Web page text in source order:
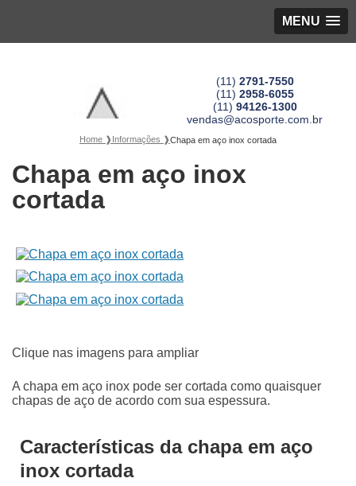
MENU
(11) 2791-7550
(11) 2958-6055
(11) 94126-1300
vendas@acosporte.com.br
Home ❱Informações ❱Chapa em aço inox cortada
Chapa em aço inox
cortada
Clique nas imagens para ampliar
A chapa em aço inox pode ser cortada como quaisquer
chapas de aço de acordo com sua espessura.
Características da chapa em aço
inox cortada